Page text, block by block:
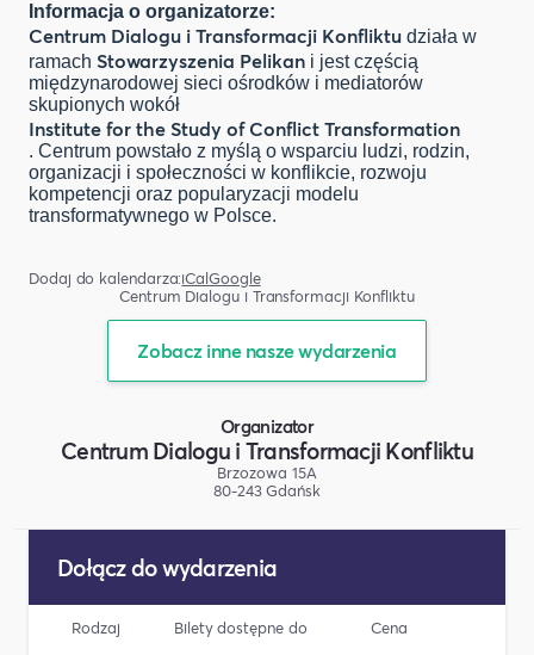
Informacja o organizatorze:
Centrum Dialogu i Transformacji Konfliktu działa w
ramach Stowarzyszenia Pelikan i jest częścią
międzynarodowej sieci ośrodków i mediatorów
skupionych wokół
Institute for the Study of Conflict Transformation
. Centrum powstało z myślą o wsparciu ludzi, rodzin,
organizacji i społeczności w konflikcie, rozwoju
kompetencji oraz popularyzacji modelu
transformatywnego w Polsce.
Dodaj do kalendarza:iCalGoogle
Centrum Dialogu i Transformacji Konfliktu
Zobacz inne nasze wydarzenia
Organizator
Centrum Dialogu i Transformacji Konfliktu
Brzozowa 15A
80-243 Gdańsk
Dołącz do wydarzenia
Rodzaj Bilety dostępne do Cena